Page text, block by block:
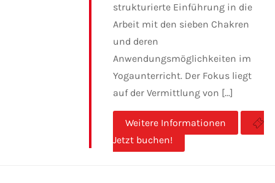
strukturierte Einführung in die
Arbeit mit den sieben Chakren
und deren
Anwendungsmöglichkeiten im
Yogaunterricht. Der Fokus liegt
auf der Vermittlung von [...]
Weitere Informationen
Jetzt buchen!